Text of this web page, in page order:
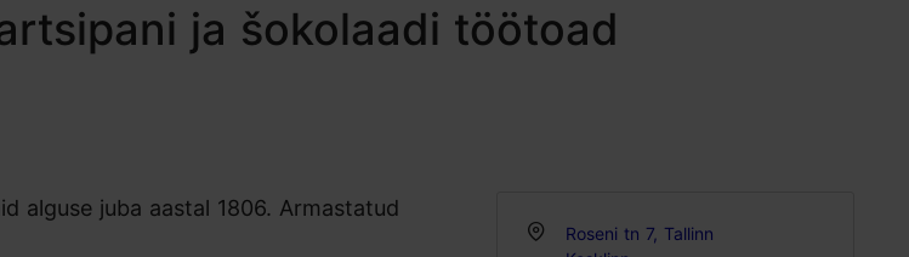
ja šokolaadi töötoad
alguse juba aastal 1806. Armastatud
Roseni tn 7, Tallinn